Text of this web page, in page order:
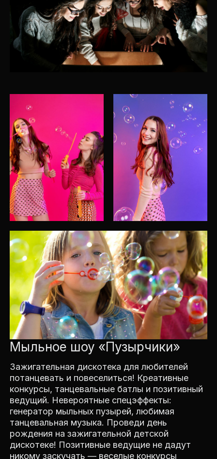
Мыльное шоу «Пузырчики»
Зажигательная дискотека для любителей
потанцевать и повеселиться! Креативные
конкурсы, танцевальные батлы и позитивный
ведущий. Невероятные спецэффекты:
генератор мыльных пузырей, любимая
танцевальная музыка. Проведи день
рождения на зажигательной детской
дискотеке! Позитивные ведущие не дадут
никому заскучать — веселые конкурсы